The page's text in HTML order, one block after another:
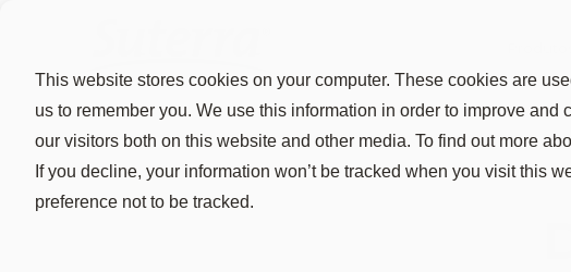
This website stores cookies on your computer. These cookies are
us to remember you. We use this information in order to improve
our visitors both on this website and other media. To find out more
If you decline, your information won’t be tracked when you visit this
preference not to be tracked.